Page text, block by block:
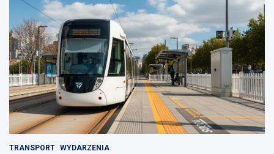
TRANSPORT WYDARZENIA